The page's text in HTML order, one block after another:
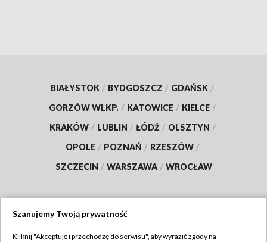
BIAŁYSTOK / BYDGOSZCZ / GDAŃSK /
GORZÓW WLKP. / KATOWICE / KIELCE /
KRAKÓW / LUBLIN / ŁÓDŹ / OLSZTYN /
OPOLE / POZNAŃ / RZESZÓW /
SZCZECIN / WARSZAWA / WROCŁAW
Szanujemy Twoją prywatność
Kliknij "Akceptuję i przechodzę do serwisu", aby wyrazić zgody na